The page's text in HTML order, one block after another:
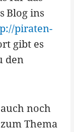
Blog ins
piraten-
gibt es
den
noch
Thema